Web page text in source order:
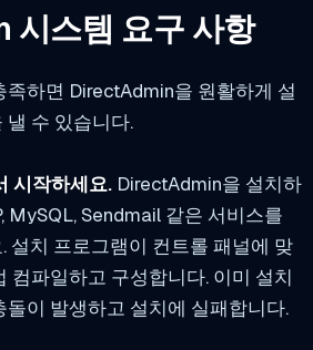
스템 요구 사항
족하면 DirectAdmin을 원활하게 설
낼 수 있습니다.
시작하세요. DirectAdmin을 설치하
MySQL, Sendmail 같은 서비스를
설치 프로그램이 컨트롤 패널에 맞
컴파일하고 구성합니다. 이미 설치
이 발생하고 설치에 실패합니다.